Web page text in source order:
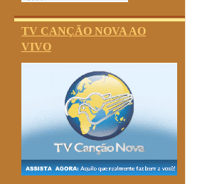
TV CANÇÃO NOVA AO
VIVO